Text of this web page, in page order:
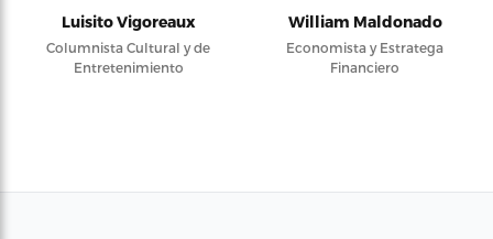
Luisito Vigoreaux
Columnista Cultural y de
Entretenimiento
William Maldonado
Economista y Estratega
Financiero